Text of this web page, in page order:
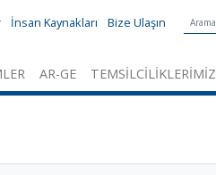
İnsan Kaynakları Bize Ulaşın
AR-GE TEMSİLCİLİKLERİMİZ